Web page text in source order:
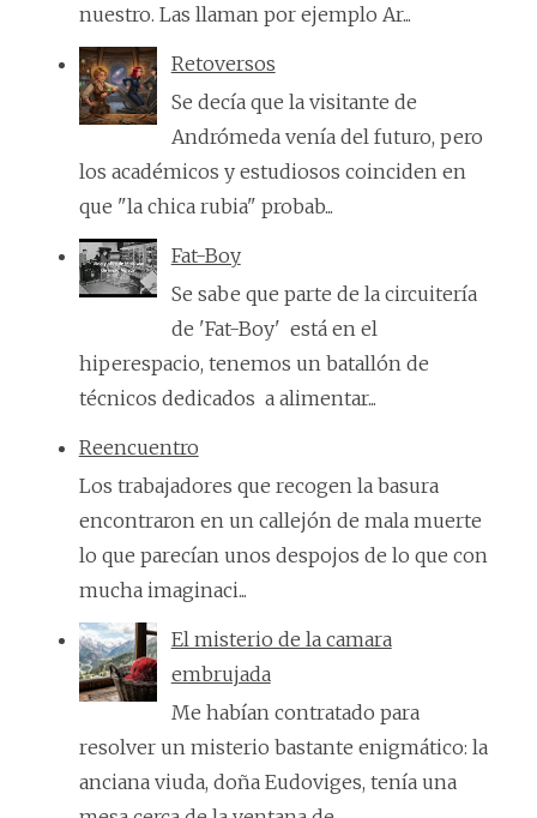
nuestro. Las llaman por ejemplo Ar...
Retoversos
Se decía que la visitante de
Andrómeda venía del futuro, pero
los académicos y estudiosos coinciden en
que "la chica rubia" probab...
Fat-Boy
Se sabe que parte de la circuitería
de 'Fat-Boy' está en el
hiperespacio, tenemos un batallón de
técnicos dedicados a alimentar...
Reencuentro
Los trabajadores que recogen la basura
encontraron en un callejón de mala muerte
lo que parecían unos despojos de lo que con
mucha imaginaci...
El misterio de la camara
embrujada
Me habían contratado para
resolver un misterio bastante enigmático: la
anciana viuda, doña Eudoviges, tenía una